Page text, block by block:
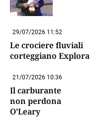
29/07/2026 11:52
Le crociere fluviali
corteggiano Explora
21/07/2026 10:36
Il carburante
non perdona
O’Leary